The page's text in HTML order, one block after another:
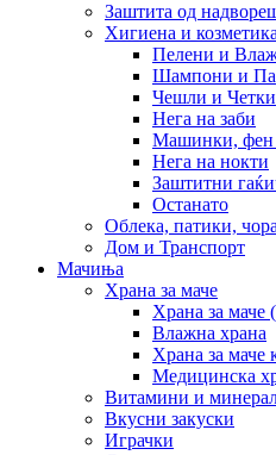
Заштита од
Хигиена и козметика
Пелени и
Шампони и
Чешли и Четки
Нега на заби
Машинки,
Нега на нокти
Заштитни
Останато
Облека, патики,
Дом и Транспорт
Мачиња
Храна за маче
Храна за маче
Влажна храна
Храна за маче
Медицинска
Витамини и
Вкусни закуски
Играчки